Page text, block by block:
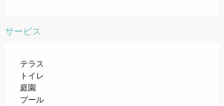
サービス
テラス
トイレ
庭園
プール